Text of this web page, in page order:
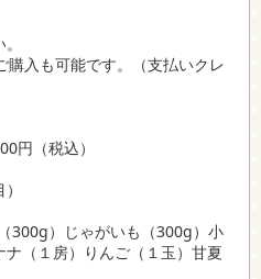
購入も可能です。（支払いクレ
円（税込）
300g）じゃがいも（300g）小
（１房）りんご（１玉）甘夏